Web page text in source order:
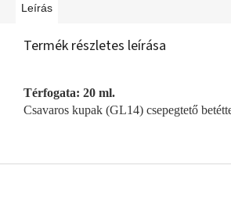
Leírás
Termék részletes leírása
Térfogata: 20 ml.
Csavaros kupak (GL14) csepegtető
L